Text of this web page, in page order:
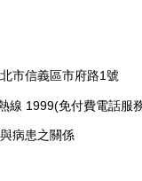
市信義區市府路1號
線 1999(免付費電話服
病患之關係